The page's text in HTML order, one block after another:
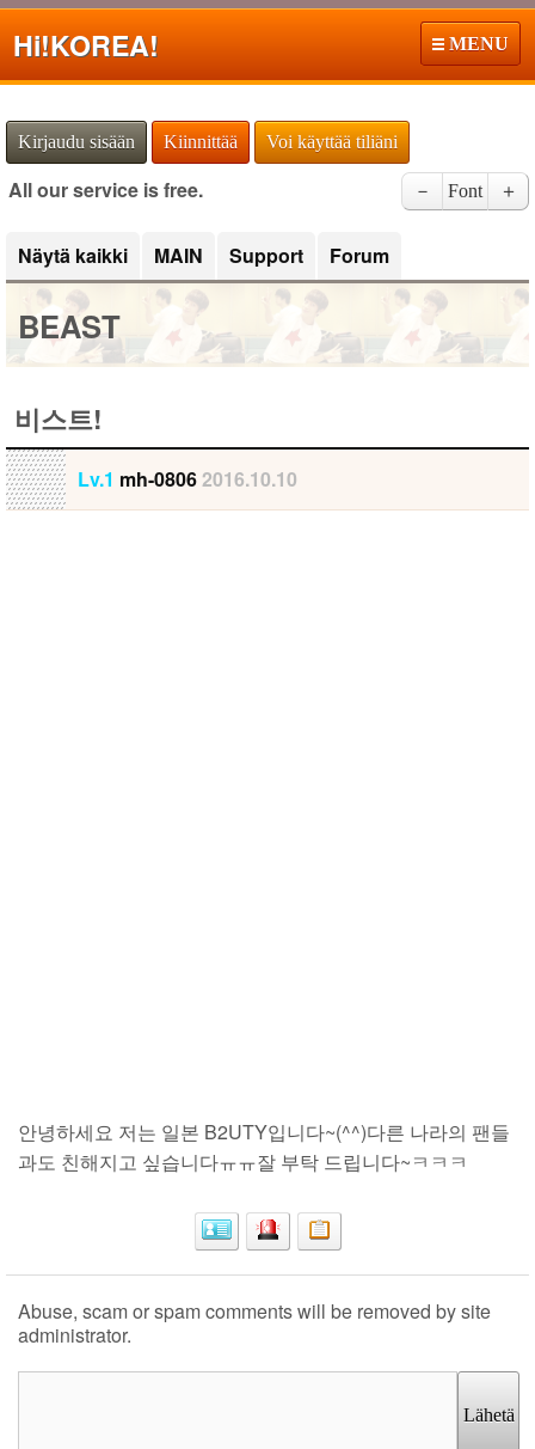
Hi!KOREA! MENU
Kirjaudu sisään Kiinnittää Voi käyttää tiliäni
All our service is free. － Font ＋
Näytä kaikki MAIN Support Forum
BEAST
비스트!
Lv.1 mh-08062016.10.10
안녕하세요 저는 일본 B2UTY입니다~(^^)다른 나라의 팬들
과도 친해지고 싶습니다ㅠㅠ잘 부탁 드립니다~ㅋㅋㅋ
Abuse, scam or spam comments will be removed by site
administrator.
Lähetä